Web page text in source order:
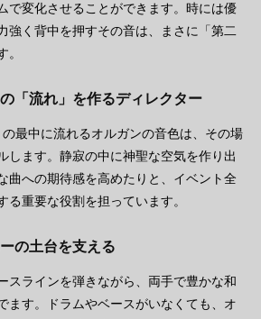
で変化させることができます。時には優
強く背中を押すその音は、まさに「第二
。
「流れ」を作るディレクター
最中に流れるオルガンの音色は、その場
します。静寂の中に神聖な空気を作り出
曲への期待感を高めたりと、イベント全
る重要な役割を担っています。
の土台を支える
スラインを弾きながら、両手で豊かな和
ます。ドラムやベースがいなくても、オ